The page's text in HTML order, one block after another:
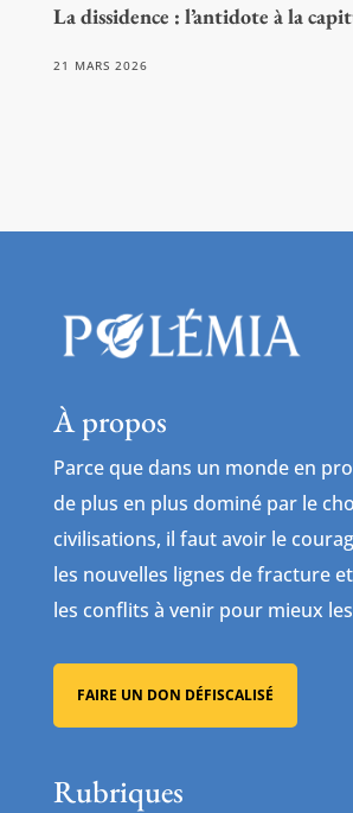
La dissidence : l’antidote à la
21 MARS 2026
À propos
Parce que dans un monde en
de plus en plus dominé par le
civilisations, il faut avoir le
les nouvelles lignes de fracture
les conflits à venir pour mieux
FAIRE UN DON DÉFISCALISÉ
Rubriques